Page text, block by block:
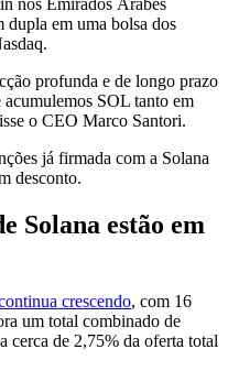
dupla em uma bolsa dos
profunda e de longo prazo
acumulemos SOL tanto em
o CEO Marco Santori.
já firmada com a Solana
desconto.
Solana estão em
crescendo, com 16
um total combinado de
cerca de 2,75% da oferta total